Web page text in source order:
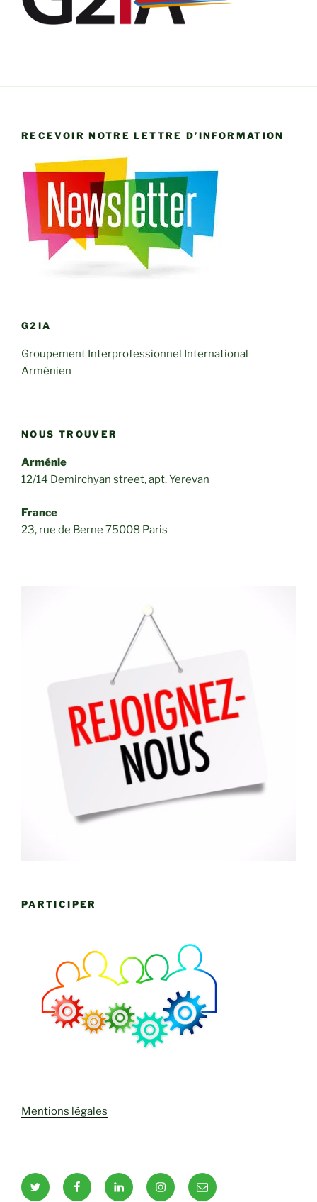
RECEVOIR NOTRE LETTRE D’INFORMATION
G2IA
Groupement Interprofessionnel International
Arménien
NOUS TROUVER
Arménie
12/14 Demirchyan street, apt. Yerevan
France
23, rue de Berne 75008 Paris
PARTICIPER
Mentions légales
Twitter FacebookLinkedInInstagramEmail